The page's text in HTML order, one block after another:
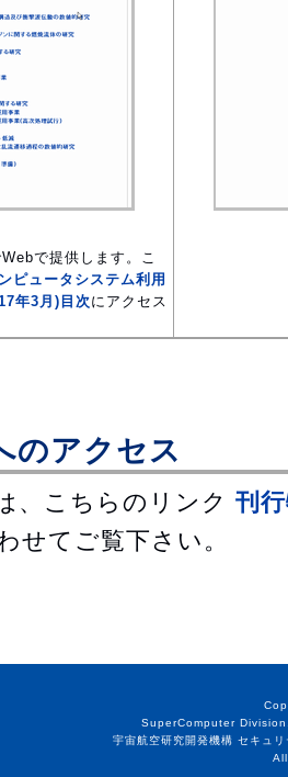
で提供します。こ
ピュータシステム利用
年3月)目次にアクセス
のアクセス
、こちらのリンク 刊
せてご覧下さい。
SuperComputer
宇宙航空研究開発機構 セキュ